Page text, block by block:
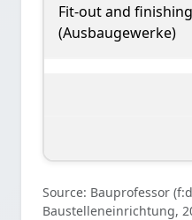
Fit-out and
(Ausbaugewerke)
Source: Bauprofessor
Baustelleneinrichtung,